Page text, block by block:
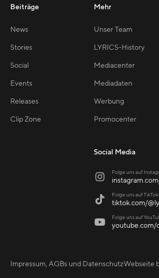
Beiträge
News
Stories
Social
Events
Releases
Clip Zone
Mehr
Unser Team
LYRICS-History
Mediacenter
Mediadaten
Werbung
Promocenter
Social Media
 Folge uns auf
 Folge uns auf TikTok
tiktok.com/
 Folge uns auf
youtube.com/
Impressum, AGBs und DatenschutzWebseite